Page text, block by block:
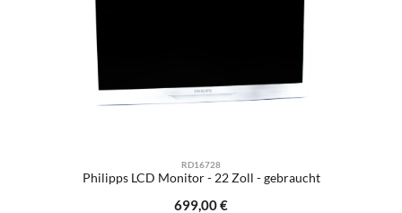
RD16728
Philipps LCD Monitor - 22 Zoll - gebraucht
Regulärer Preis:
699,00 €